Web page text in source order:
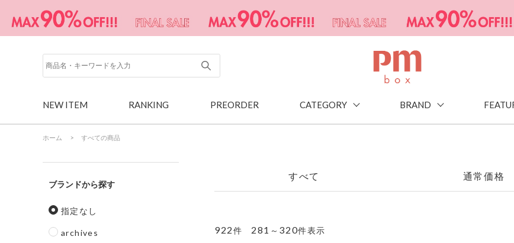
NEW ITEM RANKING PREORDER CATEGORY BRAND
ホーム > すべての商品
ブランド
指定なし
archives
すべて 通常価格
922件 281 ～ 320件表示